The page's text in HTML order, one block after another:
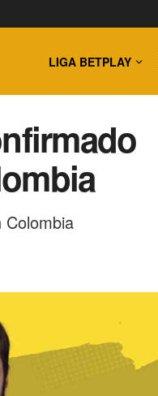
LIGA BETPLAY